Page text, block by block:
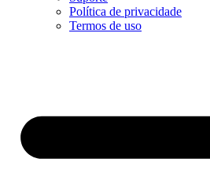
Política de privacidade
Termos de uso